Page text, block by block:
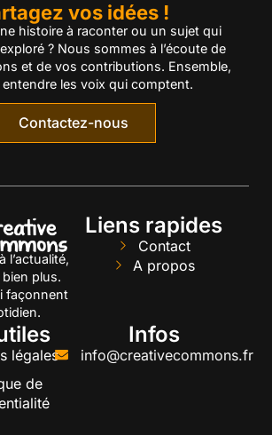
vos idées !
histoire à raconter ou un sujet qui
? Nous sommes à l’écoute de
et de vos contributions. Ensemble,
les voix qui comptent.
Contactez-nous
l’actualité,
plus.
façonnent
Liens rapides
Contact
A propos
légales
de
Infos
info@creativecommons.fr